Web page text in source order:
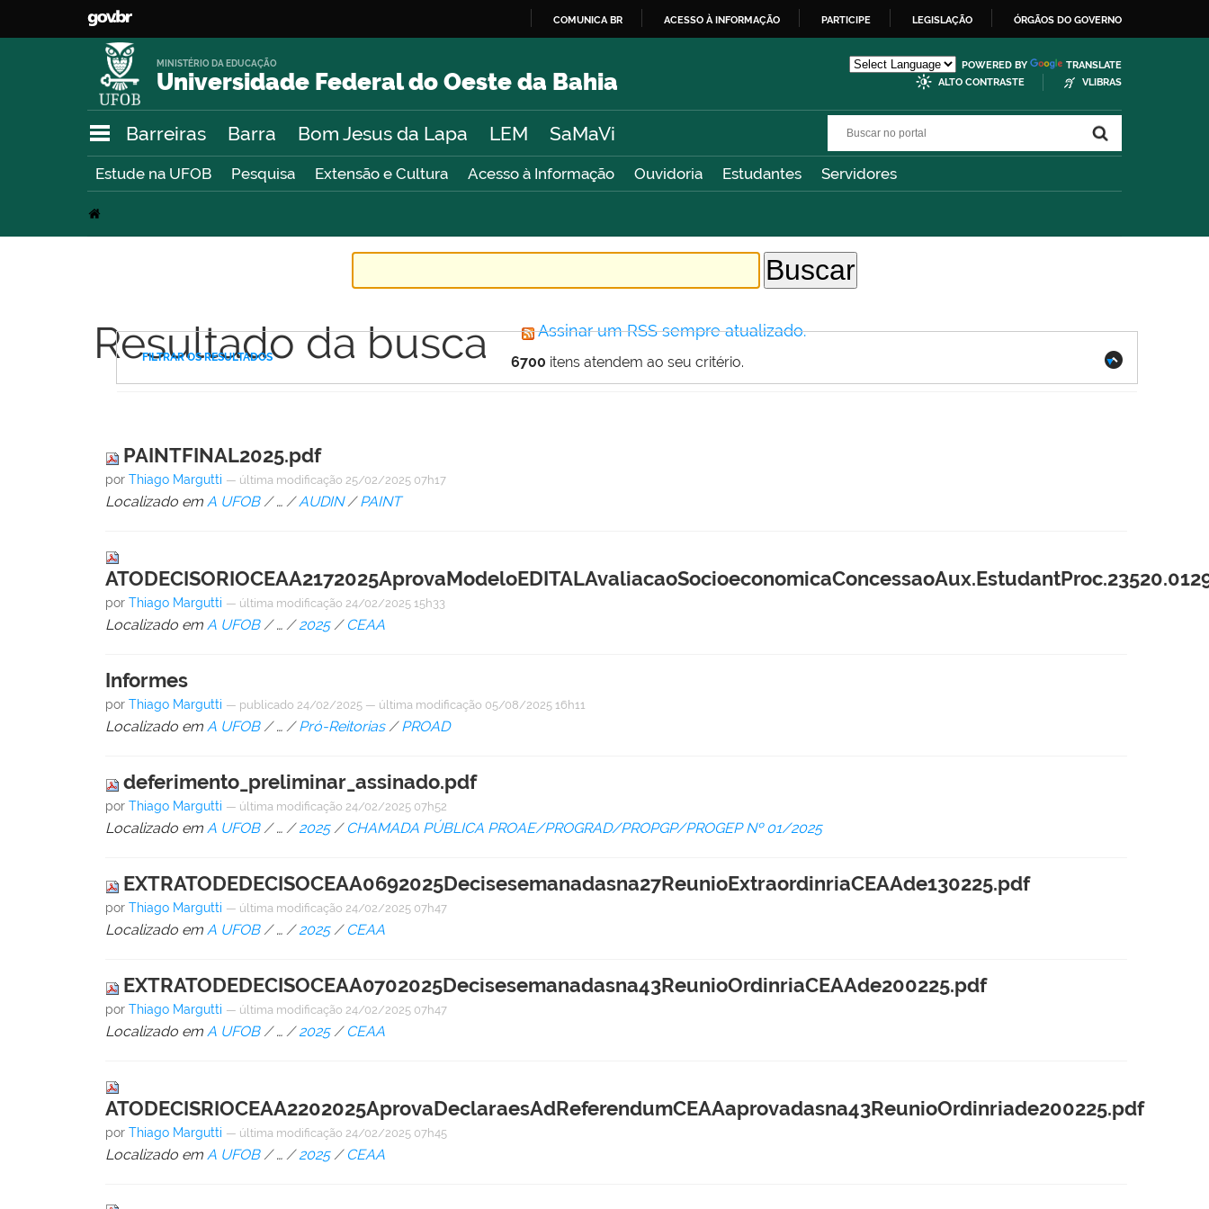
O
COMUNICA BR ACESSO À INFORMAÇÃO PARTICIPE LEGISLAÇÃO ÓRGÃOS DO GOVERNO
Universidade Federal do Oeste da Bahia
MINISTÉRIO DA EDUCAÇÃO POWERED BY
TRANSLATE
ALTO CONTRASTE
VLIBRAS
Barreiras Barra Bom Jesus da Lapa LEM SaMaVi
Estude na UFOB Pesquisa Extensão e Cultura Acesso à Informação Ouvidoria Estudantes Servidores
Resultado da busca Assinar um RSS sempre atualizado.
6700 itens atendem ao seu critério.
FILTRAR OS RESULTADOS
PAINTFINAL2025.pdf
porThiago Margutti — última modificação 25/02/2025 07h17
Localizado em A UFOB /…/AUDIN /PAINT
porThiago Margutti — última modificação 24/02/2025 15h33
Localizado em A UFOB /…/2025 / CEAA
Informes
porThiago Margutti — publicado 24/02/2025 — última modificação 05/08/2025 16h11
Localizado em A UFOB /…/Pró-Reitorias /PROAD
deferimento_preliminar_assinado.pdf
porThiago Margutti — última modificação 24/02/2025 07h52
Localizado em A UFOB /…/2025 / CHAMADA PÚBLICA PROAE/PROGRAD/PROPGP/PROGEP Nº 01/2025
EXTRATODEDECISOCEAA0692025Decisesemanadasna27ReunioExtraordinriaCEAAde130225.pdf
porThiago Margutti — última modificação 24/02/2025 07h47
Localizado em A UFOB /…/2025 / CEAA
EXTRATODEDECISOCEAA0702025Decisesemanadasna43ReunioOrdinriaCEAAde200225.pdf
porThiago Margutti — última modificação 24/02/2025 07h47
Localizado em A UFOB /…/2025 / CEAA
ATODECISRIOCEAA2202025AprovaDeclaraesAdReferendumCEAAaprovadasna43ReunioOrdinriade200225.pdf
porThiago Margutti — última modificação 24/02/2025 07h45
Localizado em A UFOB /…/2025 / CEAA